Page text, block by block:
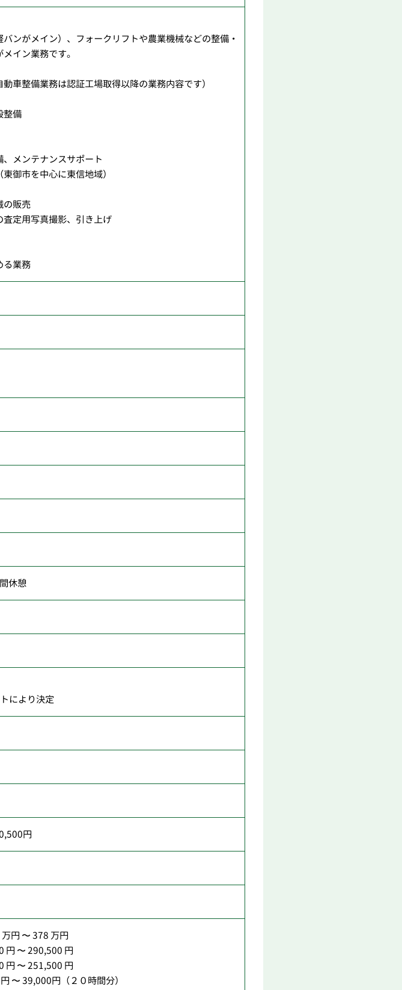
ンがメイン）、フォークリフトや農業機械などの整備・
イン業務です。
車整備業務は認証工場取得以降の業務内容です）
整備
メンテナンスサポート
御市を中心に東信地域）
の販売
査定用写真撮影、引き上げ
る業務
休憩
により決定
円
円 〜 378 万円
〜 290,500 円
〜 251,500 円
〜 39,000円（２０時間分）